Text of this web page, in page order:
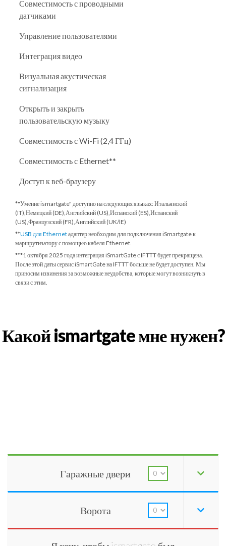
Совместимость с проводными
датчиками
Управление пользователями
Интеграция видео
Визуальная акустическая
сигнализация
Открыть и закрыть
пользовательскую музыку
Совместимость с Wi-Fi (2,4 ГГц)
Совместимость с Ethernet**
Доступ к веб-браузеру
*"Умение ismartgate" доступно на следующих языках: Итальянский
(IT),Немецкий (DE),Английский (US),Испанский (ES),Испанский
(US),Французский (FR),Английский (UK/IE)
**USB для Ethernetадаптер необходим для подключения iSmartgate к
маршрутизатору с помощью кабеля Ethernet.
***1 октября 2025 годаинтеграция iSmartGate с IFTTT будет прекращена.
После этой даты сервис iSmartGate на IFTTT больше не будет доступен. Мы
приносим извинения за возможные неудобства, которые могут возникнуть в
связи с этим.
Какой ismartgate мне нужен?
Гаражные двери
Ворота